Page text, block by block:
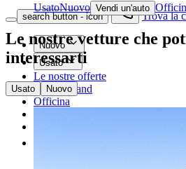
search button - icon Trova la
Nuovo
Usato
Le nostre offerte
I nostri brand
Officina
UsatoNuovo Vendi un'auto
Le nostre vetture che
interessarti
Usato Nuovo